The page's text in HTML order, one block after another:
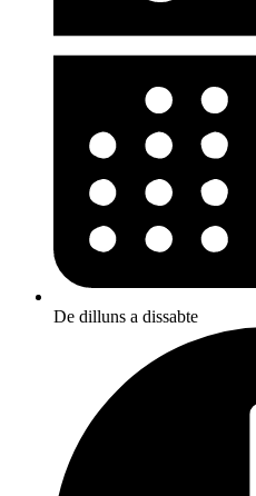
De dilluns a dissabte